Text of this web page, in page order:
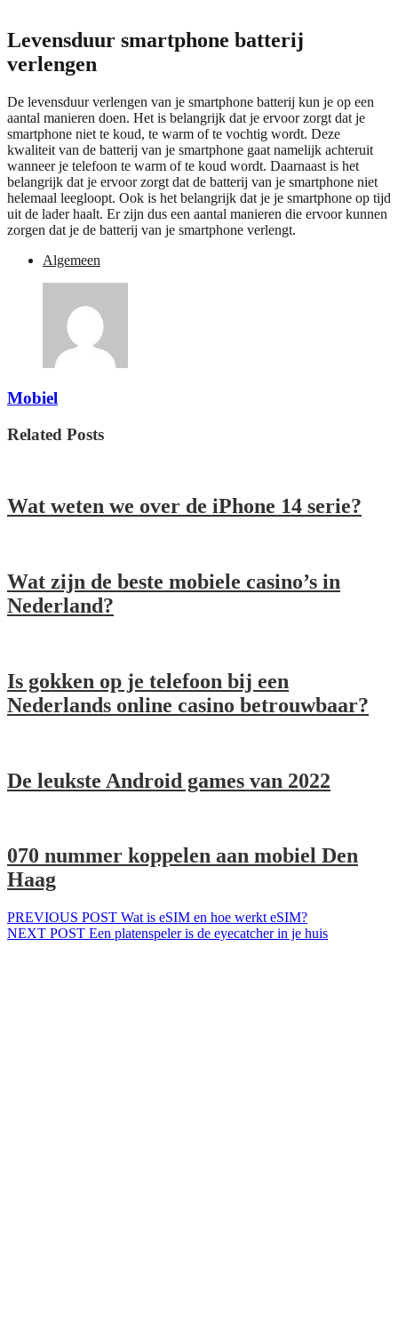
Levensduur smartphone batterij
verlengen
De levensduur verlengen van je smartphone batterij kun je op een
aantal manieren doen. Het is belangrijk dat je ervoor zorgt dat je
smartphone niet te koud, te warm of te vochtig wordt. Deze
kwaliteit van de batterij van je smartphone gaat namelijk achteruit
wanneer je telefoon te warm of te koud wordt. Daarnaast is het
belangrijk dat je ervoor zorgt dat de batterij van je smartphone niet
helemaal leegloopt. Ook is het belangrijk dat je je smartphone op tijd
uit de lader haalt. Er zijn dus een aantal manieren die ervoor kunnen
zorgen dat je de batterij van je smartphone verlengt.
Algemeen
Mobiel
Related Posts
Wat weten we over de iPhone 14 serie?
Wat zijn de beste mobiele casino’s in
Nederland?
Is gokken op je telefoon bij een
Nederlands online casino betrouwbaar?
De leukste Android games van 2022
070 nummer koppelen aan mobiel Den
Haag
Bericht
navigatie
PREVIOUS POST Previous
post:
Wat is eSIM en hoe werkt eSIM?
NEXT POST Next
Een platenspeler is de eyecatcher in je huis